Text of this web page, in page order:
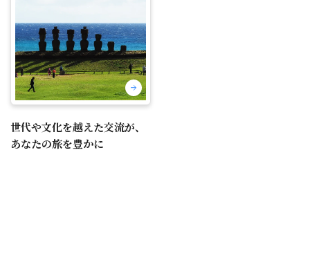
世代や文化を越えた交流が、
あなたの旅を豊かに